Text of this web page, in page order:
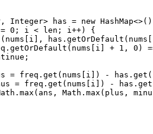
Integer> has =
new HashMap
= 0 ; i < len; i++) {
+ 1 , 0 )
;
= freq.get(nums[i]) -
= freq.get(nums[i]) -
Math.max(plus,